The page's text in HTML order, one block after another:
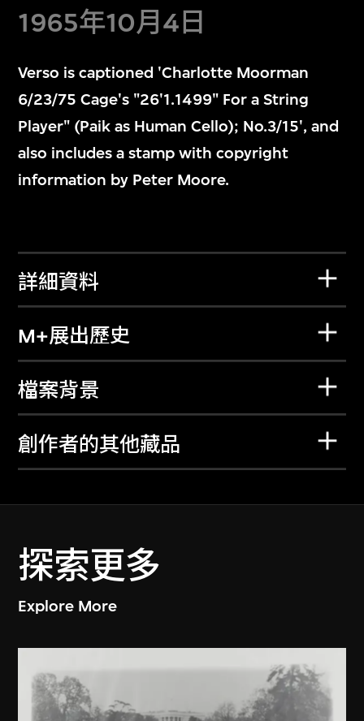
1965年10月4日
Verso is captioned 'Charlotte Moorman
6/23/75 Cage's "26'1.1499" For a String
Player" (Paik as Human Cello); No.3/15', and
also includes a stamp with copyright
information by Peter Moore.
詳細資料
M+展出歷史
檔案背景
創作者的其他藏品
探索更多
Explore More